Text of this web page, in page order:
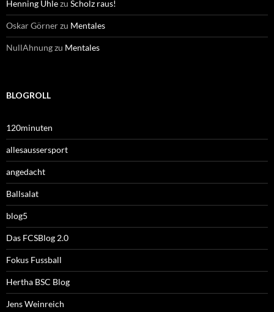
Henning Uhlezu Scholz raus!
Oskar Görnerzu Mentales
NullAhnungzu Mentales
BLOGROLL
120minuten
allesaussersport
angedacht
Ballsalat
blog5
Das FCSBlog 2.0
Fokus Fussball
Hertha BSC Blog
Jens Weinreich